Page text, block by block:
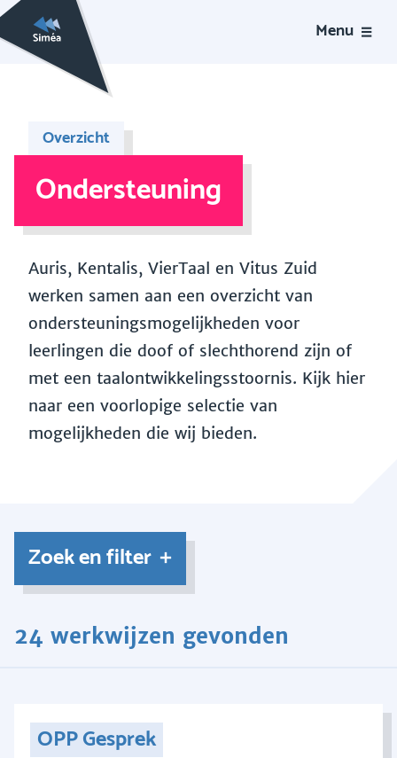
Menu
Overzicht
Ondersteuning
Auris, Kentalis, VierTaal en Vitus Zuid
werken samen aan een overzicht van
ondersteuningsmogelijkheden voor
leerlingen die doof of slechthorend zijn of
met een taalontwikkelingsstoornis. Kijk hier
naar een voorlopige selectie van
mogelijkheden die wij bieden.
Zoek en filter
24 werkwijzen gevonden
OPP Gesprek